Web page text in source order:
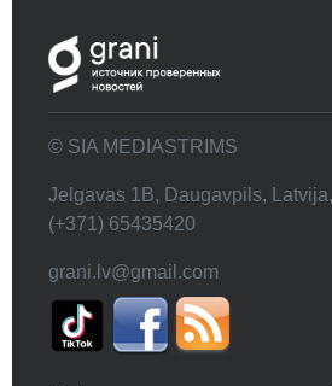
© SIA MEDIASTRIMS
Jelgavas 1B, Daugavpils,
(+371) 65435420
grani.lv@gmail.com